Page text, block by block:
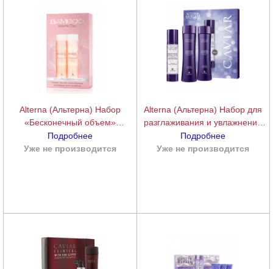
Alterna (Альтерна) Набор
«Бесконечный объем»
(шампунь+кондиционер)
(Bamboo Volume Holiday Duo),
подробнее
Подробнее
Уже не производится
Alterna (Альтерна) Набор для
разглаживания и увлажнения
(увлажняющий шампунь,
увлажняющий кондиционер,
подробнее
Подробнее
Уже не производится